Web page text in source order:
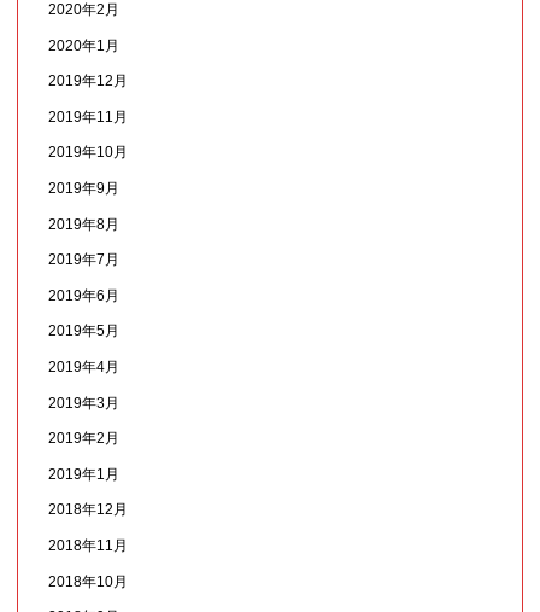
2020年2月
2020年1月
2019年12月
2019年11月
2019年10月
2019年9月
2019年8月
2019年7月
2019年6月
2019年5月
2019年4月
2019年3月
2019年2月
2019年1月
2018年12月
2018年11月
2018年10月